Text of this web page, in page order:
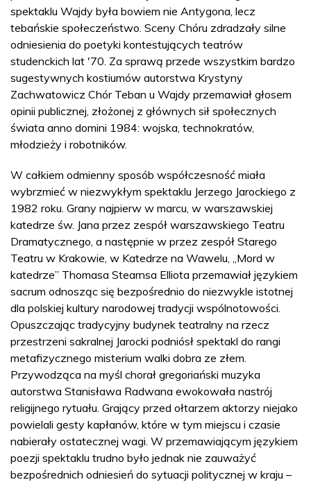
spektaklu Wajdy była bowiem nie Antygona, lecz
tebańskie społeczeństwo. Sceny Chóru zdradzały silne
odniesienia do poetyki kontestujących teatrów
studenckich lat '70. Za sprawą przede wszystkim bardzo
sugestywnych kostiumów autorstwa Krystyny
Zachwatowicz Chór Teban u Wajdy przemawiał głosem
opinii publicznej, złożonej z głównych sił społecznych
świata anno domini 1984: wojska, technokratów,
młodzieży i robotników.
W całkiem odmienny sposób współczesność miała
wybrzmieć w niezwykłym spektaklu Jerzego Jarockiego z
1982 roku. Grany najpierw w marcu, w warszawskiej
katedrze św. Jana przez zespół warszawskiego Teatru
Dramatycznego, a następnie w przez zespół Starego
Teatru w Krakowie, w Katedrze na Wawelu, „Mord w
katedrze” Thomasa Stearnsa Elliota przemawiał językiem
sacrum odnosząc się bezpośrednio do niezwykle istotnej
dla polskiej kultury narodowej tradycji wspólnotowości.
Opuszczając tradycyjny budynek teatralny na rzecz
przestrzeni sakralnej Jarocki podniósł spektakl do rangi
metafizycznego misterium walki dobra ze złem.
Przywodząca na myśl chorał gregoriański muzyka
autorstwa Stanisława Radwana ewokowała nastrój
religijnego rytuału. Grający przed ołtarzem aktorzy niejako
powielali gesty kapłanów, które w tym miejscu i czasie
nabierały ostatecznej wagi. W przemawiającym językiem
poezji spektaklu trudno było jednak nie zauważyć
bezpośrednich odniesień do sytuacji politycznej w kraju –